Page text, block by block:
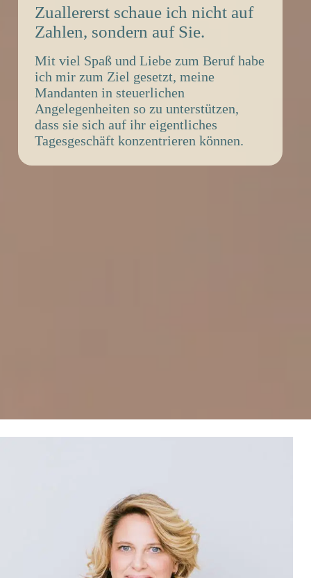
Zuallererst schaue ich nicht auf
Zahlen, sondern auf Sie.
Mit viel Spaß und Liebe zum Beruf habe
ich mir zum Ziel gesetzt, meine
Mandanten in steuerlichen
Angelegenheiten so zu unterstützen,
dass sie sich auf ihr eigentliches
Tagesgeschäft konzentrieren können.